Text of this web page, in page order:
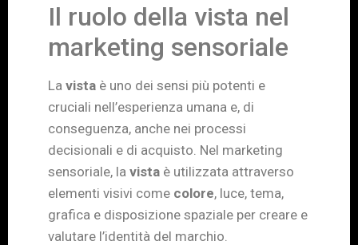
Il ruolo della vista nel
marketing sensoriale
La vista è uno dei sensi più potenti e
cruciali nell’esperienza umana e, di
conseguenza, anche nei processi
decisionali e di acquisto. Nel marketing
sensoriale, la vista è utilizzata attraverso
elementi visivi come colore, luce, tema,
grafica e disposizione spaziale per creare e
valutare l’identità del marchio.